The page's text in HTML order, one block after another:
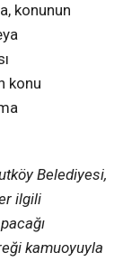
konunun
konu
Belediyesi,
ilgili
kamuoyuyla